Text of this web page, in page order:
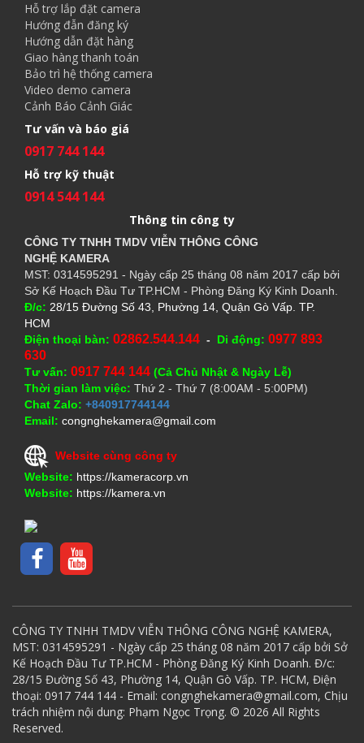
Hỗ trợ lắp đặt camera
Hướng đẫn đăng ký
Hướng dẫn đặt hàng
Giao hàng thanh toán
Bảo trì hệ thống camera
Video demo camera
Cảnh Báo Cảnh Giác
Tư vấn và báo giá
0917 744 144
Hỗ trợ kỹ thuật
0914 544 144
Thông tin công ty
CÔNG TY TNHH TMDV VIỄN THÔNG CÔNG
NGHỆ KAMERA
MST: 0314595291 - Ngày cấp 25 tháng 08 năm 2017 cấp bởi
Sở Kế Hoạch Đầu Tư TP.HCM - Phòng Đăng Ký Kinh Doanh.
Đ/c: 28/15 Đường Số 43, Phường 14, Quận Gò Vấp. TP.
HCM
Điện thoại bàn: 02862.544.144 - Di động: 0977 893
630
Tư vấn: 0917 744 144 (Cả Chủ Nhật & Ngày Lễ)
Thời gian làm việc: Thứ 2 - Thứ 7 (8:00AM - 5:00PM)
Chat Zalo: +840917744144
Email: congnghekamera@gmail.com
Website cùng công ty
Website: https://kameracorp.vn
Website: https://kamera.vn
CÔNG TY TNHH TMDV VIỄN THÔNG CÔNG NGHỆ KAMERA,
MST: 0314595291 - Ngày cấp 25 tháng 08 năm 2017 cấp bởi Sở
Kế Hoạch Đầu Tư TP.HCM - Phòng Đăng Ký Kinh Doanh. Đ/c:
28/15 Đường Số 43, Phường 14, Quận Gò Vấp. TP. HCM, Điện
thoại: 0917 744 144 - Email: congnghekamera@gmail.com, Chịu
trách nhiệm nội dung: Phạm Ngọc Trọng. © 2026 All Rights
Reserved.